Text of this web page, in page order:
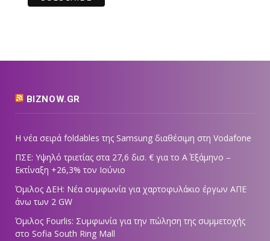
BIZNOW.GR
Η νέα σειρά foldables της Samsung διαθέσιμη στη Vodafone
ΠΣΕ: Υψηλό τριετίας στα 27,6 δισ. € για το Α΄ Εξάμηνο –
Εκτίναξη +26,3% τον Ιούνιο
Όμιλος ΔΕΗ: Νέα συμφωνία για χαρτοφυλάκιο έργων ΑΠΕ
άνω των 2 GW
Όμιλος Fourlis: Συμφωνία για την πώληση της συμμετοχής
στο Sofia South Ring Mall